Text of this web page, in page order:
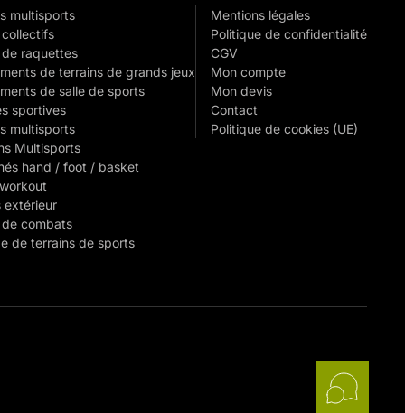
multisports
raquettes
de terrains de grands jeux
de salle de sports
sportives
multisports
Multisports
hand / foot / basket
extérieur
combats
de terrains de sports
Mentions légales
Politique de confidentialité
CGV
Mon compte
Mon devis
Contact
Politique de cookies (UE)